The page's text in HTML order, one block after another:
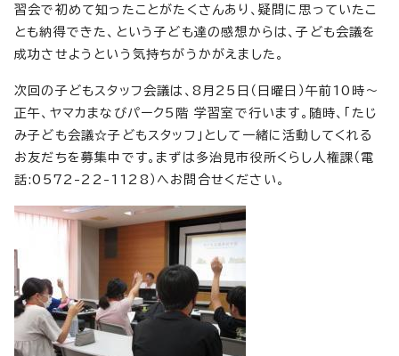
習会で初めて知ったことがたくさんあり、疑問に思っていたこ
とも納得できた、という子ども達の感想からは、子ども会議を
成功させようという気持ちがうかがえました。
次回の子どもスタッフ会議は、8月25日（日曜日）午前10時～
正午、ヤマカまなびパーク5階 学習室で行います。随時、「たじ
み子ども会議☆子どもスタッフ」として一緒に活動してくれる
お友だちを募集中です。まずは多治見市役所くらし人権課（電
話:0572-22-1128）へお問合せください。